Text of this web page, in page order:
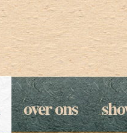
over ons